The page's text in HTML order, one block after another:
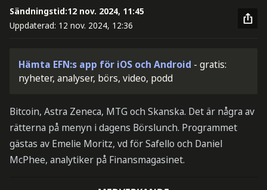
Sändningstid:12 nov. 2024, 11:45
Uppdaterad: 12 nov. 2024, 12:36
Hämta EFN:s app för iOS och Android - gratis:
nyheter, analyser, börs, video, podd
Bitcoin, Astra Zeneca, MTG och Skanska. Det är några av
rätterna på menyn i dagens Börslunch. Programmet
gästas av Emelie Moritz, vd för Safello och Daniel
McPhee, analytiker på Finansmagasinet.